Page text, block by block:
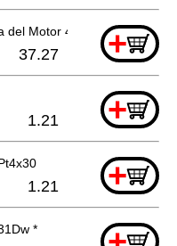
del Motor 4333Dw *+
37.27
+
1.21
+
1.21
*